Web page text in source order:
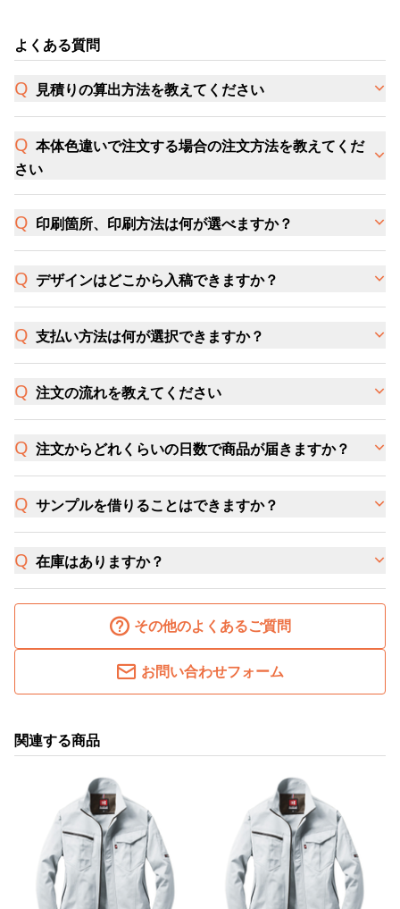
よくある質問
見積りの算出方法を教えてください
本体色違いで注文する場合の注文方法を教えてくだ
さい
印刷箇所、印刷方法は何が選べますか？
デザインはどこから入稿できますか？
支払い方法は何が選択できますか？
注文の流れを教えてください
注文からどれくらいの日数で商品が届きますか？
サンプルを借りることはできますか？
在庫はありますか？
その他のよくあるご質問
お問い合わせフォーム
関連する商品